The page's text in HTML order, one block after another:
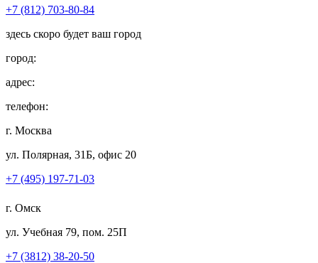
+7 (812) 703-80-84
здесь скоро будет ваш город
город:
адрес:
телефон:
г. Москва
ул. Полярная, 31Б, офис 20
+7 (495) 197-71-03
г. Омск
ул. Учебная 79, пом. 25П
+7 (3812) 38-20-50